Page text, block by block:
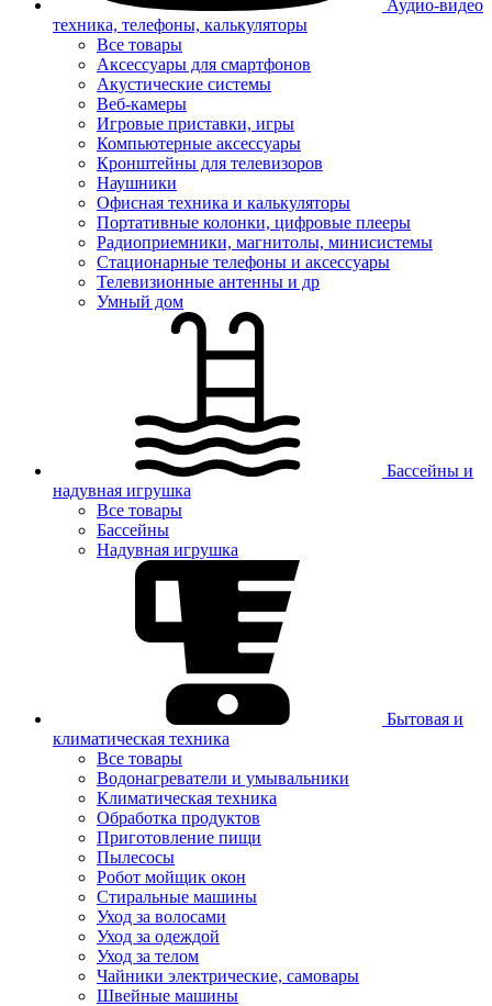
Аудио-видео
техника, телефоны, калькуляторы
Все товары
Аксессуары для смартфонов
Акустические системы
Веб-камеры
Игровые приставки, игры
Компьютерные аксессуары
Кронштейны для телевизоров
Наушники
Офисная техника и калькуляторы
Портативные колонки, цифровые плееры
Радиоприемники, магнитолы, минисистемы
Стационарные телефоны и аксессуары
Телевизионные антенны и др
Умный дом
Бассейны и
надувная игрушка
Все товары
Бассейны
Надувная игрушка
Бытовая и
климатическая техника
Все товары
Водонагреватели и умывальники
Климатическая техника
Обработка продуктов
Приготовление пищи
Пылесосы
Робот мойщик окон
Стиральные машины
Уход за волосами
Уход за одеждой
Уход за телом
Чайники электрические, самовары
Швейные машины